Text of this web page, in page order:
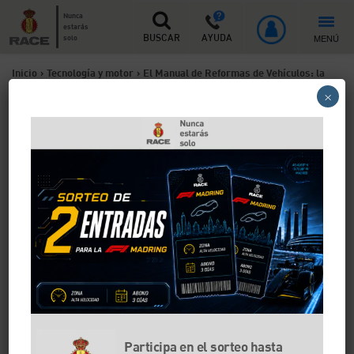
Nunca
estarás
solo
BUSCAR AYUDA MENÚ
Inicio > Tecnología y motor > El Manual de Reformas de Vehículos: la
El Manual de Reformas de
Vehículos: la clave para
saber si tu coche pasa la ITV
si haces algún cambio
Si quieres modificar alguna pieza de tu vehículo,
antes debes fijarte en las indicaciones del Manual de
Reformas de Vehículo. Con él sabrás si tienes que
documentos o si no es necesario.
Participa en el sorteo hasta
×